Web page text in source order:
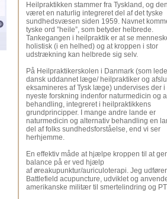
Heilpraktikken stammer fra Tyskland, og
været en naturlig integreret del af det tyske
sundhedsvæsen siden 1959. Navnet
tyske ord ”heile”, som betyder helbrede.
Tankegangen i heilpraktik er at se
holistisk (i en helhed) og at kroppen i stor
udstrækning kan helbrede sig selv.
På Heilpraktikerskolen i Danmark (som
dansk uddannet læge/ heilpraktiker og
eksamineres af Tysk læge) undervises der i
nyeste forskning indenfor naturmedicin og
behandling, integreret i heilpraktikkens
grundprincipper. I mange andre lande er
naturmedicin og alternativ behandling en
del af folks sundhedsforståelse, end vi ser
herhjemme.
En effektiv måde at hjælpe kroppen til at
balance på er ved hjælp
af øreakupunktur/auriculoterapi. Jeg
Battlefield acupuncture, udviklet og
amerikanske militær til smertelindring og